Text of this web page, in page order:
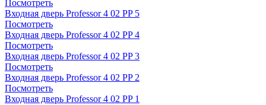
Посмотреть
Входная дверь Professor 4 02 PP 5
Посмотреть
Входная дверь Professor 4 02 PP 4
Посмотреть
Входная дверь Professor 4 02 PP 3
Посмотреть
Входная дверь Professor 4 02 PP 2
Посмотреть
Входная дверь Professor 4 02 PP 1